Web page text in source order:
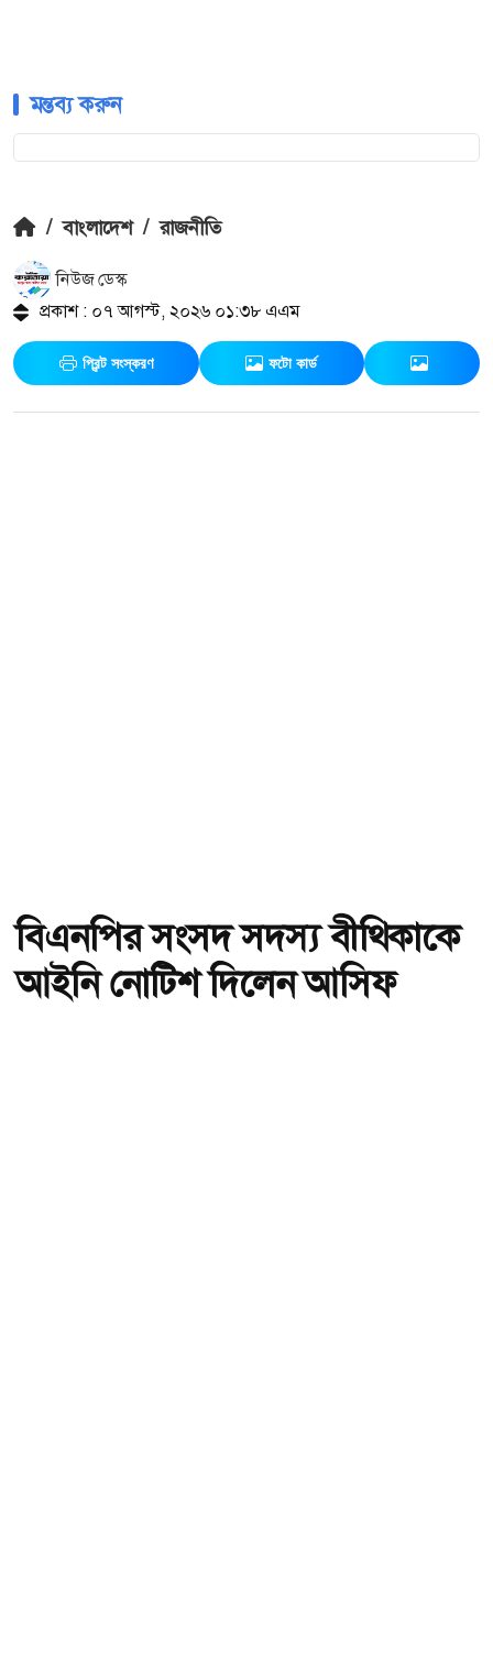
মন্তব্য করুন
/ বাংলাদেশ / রাজনীতি
নিউজ ডেস্ক
প্রকাশ : ০৭ আগস্ট, ২০২৬ ০১:৩৮ এএম
প্রিন্ট সংস্করণ ফটো কার্ড
বিএনপির সংসদ সদস্য বীথিকাকে
আইনি নোটিশ দিলেন আসিফ